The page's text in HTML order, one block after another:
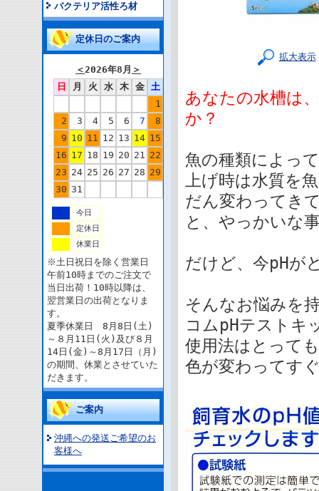
バクテリア活性ろ材
定休日のご案内
＜2026年8月 ＞
日
月 火 水 木 金
土
1
2
3 4 5 6 7
8
9 10 11 12 13 14 15
16 17 18 19 20 21 22
23 24 25 26 27 28 29
30 31
今日
定休日
休業日
※土日祝日を除く営業日
午前10時までのご注文で
当日出荷！10時以降は、
翌営業日の出荷となりま
す。
夏季休業日 8月8日(土)
～８月11日(火)及び８月
14日(金)～8月17日（月)
の期間、休業とさせていた
だきます。
ご案内
沖縄への発送ご希望のお
客様へ
拡大表示
あなたの水槽は
か？
魚の種類によっ
上げ時は水質を
だん変わってき
と、やっかいな
だけど、今pHが
そんなお悩みを
コムpHテストキ
使用法はとって
色が変わってす